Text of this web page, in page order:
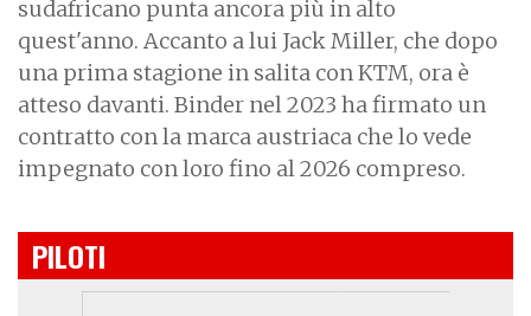
sudafricano punta ancora più in alto
quest'anno. Accanto a lui Jack Miller, che dopo
una prima stagione in salita con KTM, ora è
atteso davanti. Binder nel 2023 ha firmato un
contratto con la marca austriaca che lo vede
impegnato con loro fino al 2026 compreso.
PILOTI